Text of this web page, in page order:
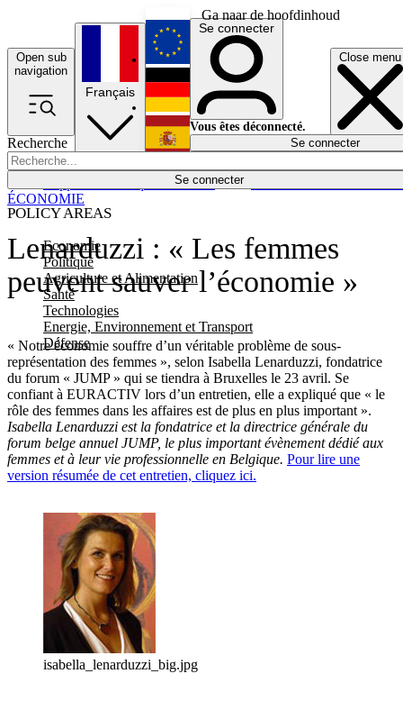
Ga naar de hoofdinhoud
Open sub
navigation
Close menu
Recherche
Se connecter
POLICY AREAS
Economie
Politique
Agriculture et Alimentation
Santé
Technologies
Energie, Environnement et Transport
Défense
Économie
Français
English
Deutsch
Español
Se connecter
Vous êtes déconnecté.
Se connecter
Lenarduzzi : « Les femmes
peuvent sauver l’économie »
« Notre économie souffre d’un véritable problème de sous-
représentation des femmes », selon Isabella Lenarduzzi, fondatrice
du forum « JUMP » qui se tiendra à Bruxelles le 23 avril. Se
confiant à EURACTIV lors d’un entretien, elle a expliqué que « le
rôle des femmes dans les affaires est de plus en plus important ».
Isabella Lenarduzzi est la fondatrice et la directrice générale du
forum belge annuel JUMP, le plus important évènement dédié aux
femmes et à leur vie professionnelle en Belgique. Pour lire une
version résumée de cet entretien, cliquez ici.
ÉCONOMIE
isabella_lenarduzzi_big.jpg